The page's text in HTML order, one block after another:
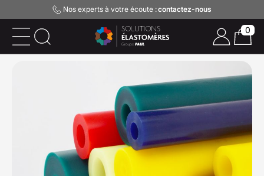
Nos experts à votre écoute :contactez-nous
0